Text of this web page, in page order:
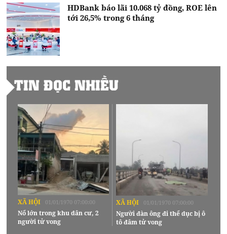
HDBank báo lãi 10.068 tỷ đồng, ROE lên
tới 26,5% trong 6 tháng
TIN ĐỌC NHIỀU
XÃ HỘI 01/01/1970 07:00:00
Nổ lớn trong khu dân cư, 2
người tử vong
XÃ HỘI 01/01/1970 07:00:00
Người đàn ông đi thể dục bị ô
tô đâm tử vong